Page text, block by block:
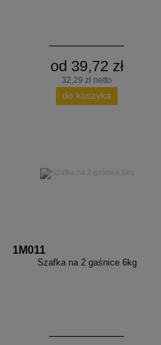
od 39,72 zł
32,29 zł netto
do koszyka
1M011
Szafka na 2 gaśnice 6kg